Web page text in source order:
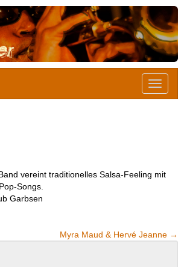
vereint traditionelles Salsa-Feeling mit
Songs.
Garbsen
Myra Maud & Hervé Jeanne →